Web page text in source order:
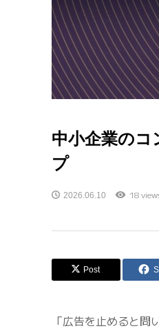
中小企業の
プ
2026.06.10 18
Post
「広告を止めると